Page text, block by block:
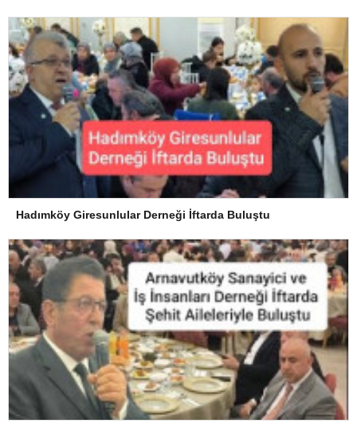
Hadımköy Giresunlular Derneği İftarda Buluştu